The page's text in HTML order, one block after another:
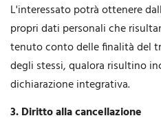
L'interessato potrà ottenere
propri dati personali che
tenuto conto delle finalità del
degli stessi, qualora risultino
dichiarazione integrativa.
3. Diritto alla cancellazione